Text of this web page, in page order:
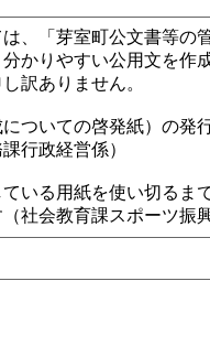
、「芽室町公文書等の
かりやすい公用文を作
訳ありません。
ついての啓発紙）の発
行政経営係）
る用紙を使い切るま
社会教育課スポーツ振興